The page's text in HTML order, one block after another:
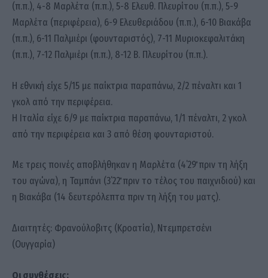
(π.π.), 4-8 Μαρλέτα (π.π.), 5-8 Ελευθ. Πλευρίτου (π.π.), 5-9
Μαρλέτα (περιφέρεια), 6-9 Ελευθεριάδου (π.π.), 6-10 Βιακάβα
(π.π.), 6-11 Παλμιέρι (φουνταριστός), 7-11 Μυριοκεφαλιτάκη
(π.π.), 7-12 Παλμιέρι (π.π.), 8-12 Β. Πλευρίτου (π.π.).
Η εθνική είχε 5/15 με παίκτρια παραπάνω, 2/2 πέναλτι και 1
γκολ από την περιφέρεια.
Η Ιταλία είχε 6/9 με παίκτρια παραπάνω, 1/1 πέναλτι, 2 γκολ
από την περιφέρεια και 3 από θέση φουνταριστού.
Με τρεις ποινές αποβλήθηκαν η Μαρλέτα (4΄29΄΄ πριν τη λήξη
του αγώνα), η Ταμπάνι (3΄22΄΄ πριν το τέλος του παιχνιδιού) και
η Βιακάβα (14 δευτερόλεπτα πριν τη λήξη του ματς).
Διαιτητές: Φρανούλοβιτς (Κροατία), Ντεμπρετσένι
(Ουγγαρία)
Οι συνθέσεις: